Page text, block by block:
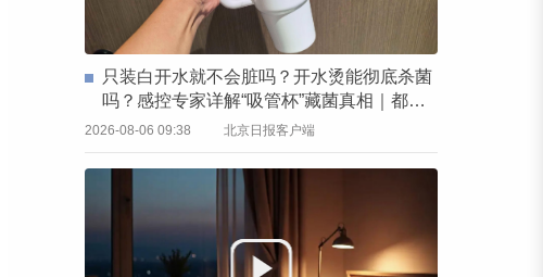
只装白开水就不会脏吗？开水烫能彻底杀菌
吗？感控专家详解“吸管杯”藏菌真相｜都视
频·热观察
2026-08-06 09:38 北京日报客户端